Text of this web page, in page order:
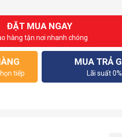
ĐẶT MUA NGAY
hàng tận nơi nhanh chóng
tiếp
MUA TRẢ
Lãi suất 0%